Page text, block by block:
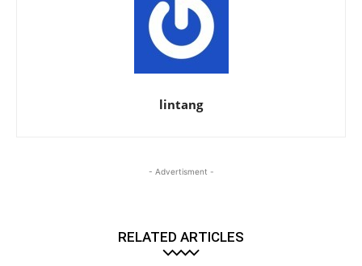
lintang
- Advertisment -
RELATED ARTICLES